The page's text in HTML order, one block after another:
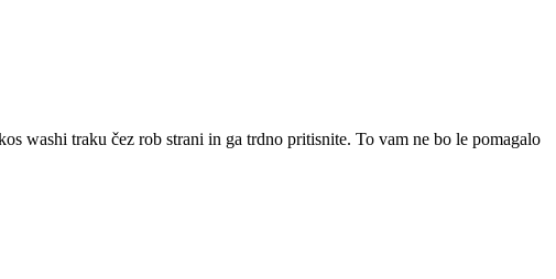
washi traku čez rob strani in ga trdno pritisnite. To vam ne bo le pomagalo